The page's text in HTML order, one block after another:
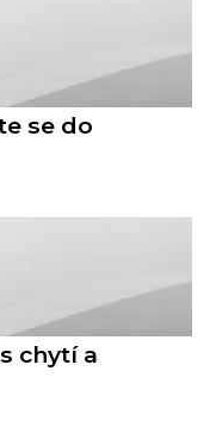
se do
chytí a